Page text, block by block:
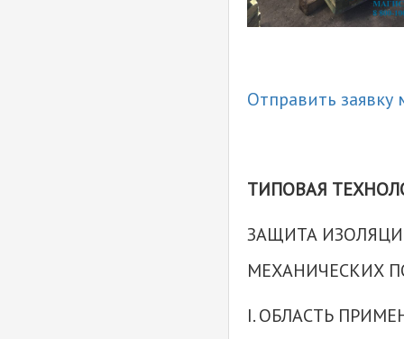
Отправить
ТИПОВАЯ
ЗАЩИТА
МЕХАНИЧЕСКИХ
I. ОБЛАСТЬ